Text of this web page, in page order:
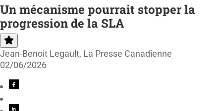
Un mécanisme pourrait stopper la
progression de la SLA
Jean-Benoit Legault, La Presse Canadienne
02/06/2026